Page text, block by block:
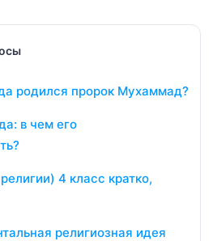
родился пророк Мухаммад?
в чем его
4 класс кратко,
религиозная идея